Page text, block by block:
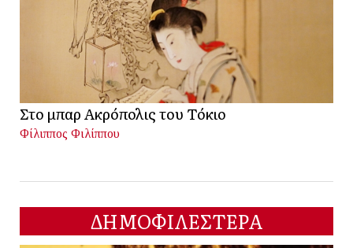
Στο μπαρ Ακρόπολις του Τόκιο
Φίλιππος Φιλίππου
ΔΗΜΟΦΙΛΕΣΤΕΡΑ